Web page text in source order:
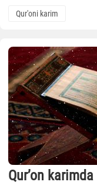
Qur'oni karim
Qur’on